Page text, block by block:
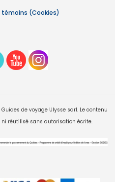
(Cookies)
de voyage Ulysse sarl. Le contenu
réutilisé sans autorisation écrite.